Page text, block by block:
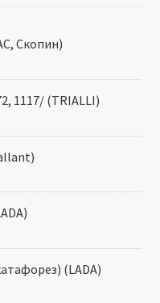
Скопин)
1117/ (TRIALLI)
(LADA)